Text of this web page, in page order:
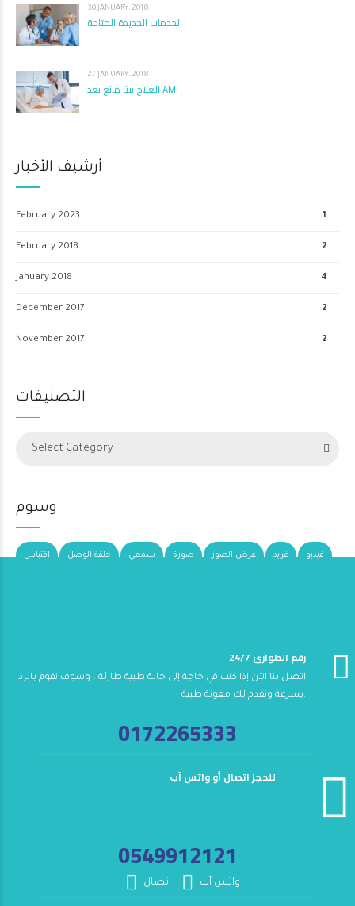
30 JANUARY، 2018
الخدمات الجديدة المتاحة
27 JANUARY، 2018
العلاج بيتا مانع بعد AMI
أرشيف الأخبار
February 2023 1
February 2018 2
January 2018 4
December 2017 2
November 2017 2
التصنيفات
Select Category
وسوم
اقتباس حلقة الوصل سمعي صورة عرض الصور غريد فيديو
24/7 رقم الطوارئ
اتصل بنا الآن إذا كنت في حاجة إلى حالة طبية طارئة ، وسوف نقوم بالرد
بسرعة ونقدم لك معونة طبية.
0172265333
للحجز اتصال أو واتس آب
0549912121
اتصال واتس آب